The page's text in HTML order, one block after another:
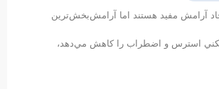
آرامش مفيد هستند اما آرامش‌بخش‌ترين
استرس و اضطراب را کاهش مي‌دهد،